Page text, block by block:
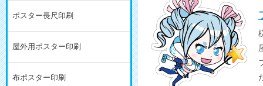
ポスター長尺印刷
屋外用ポスター印刷
布ポスター印刷